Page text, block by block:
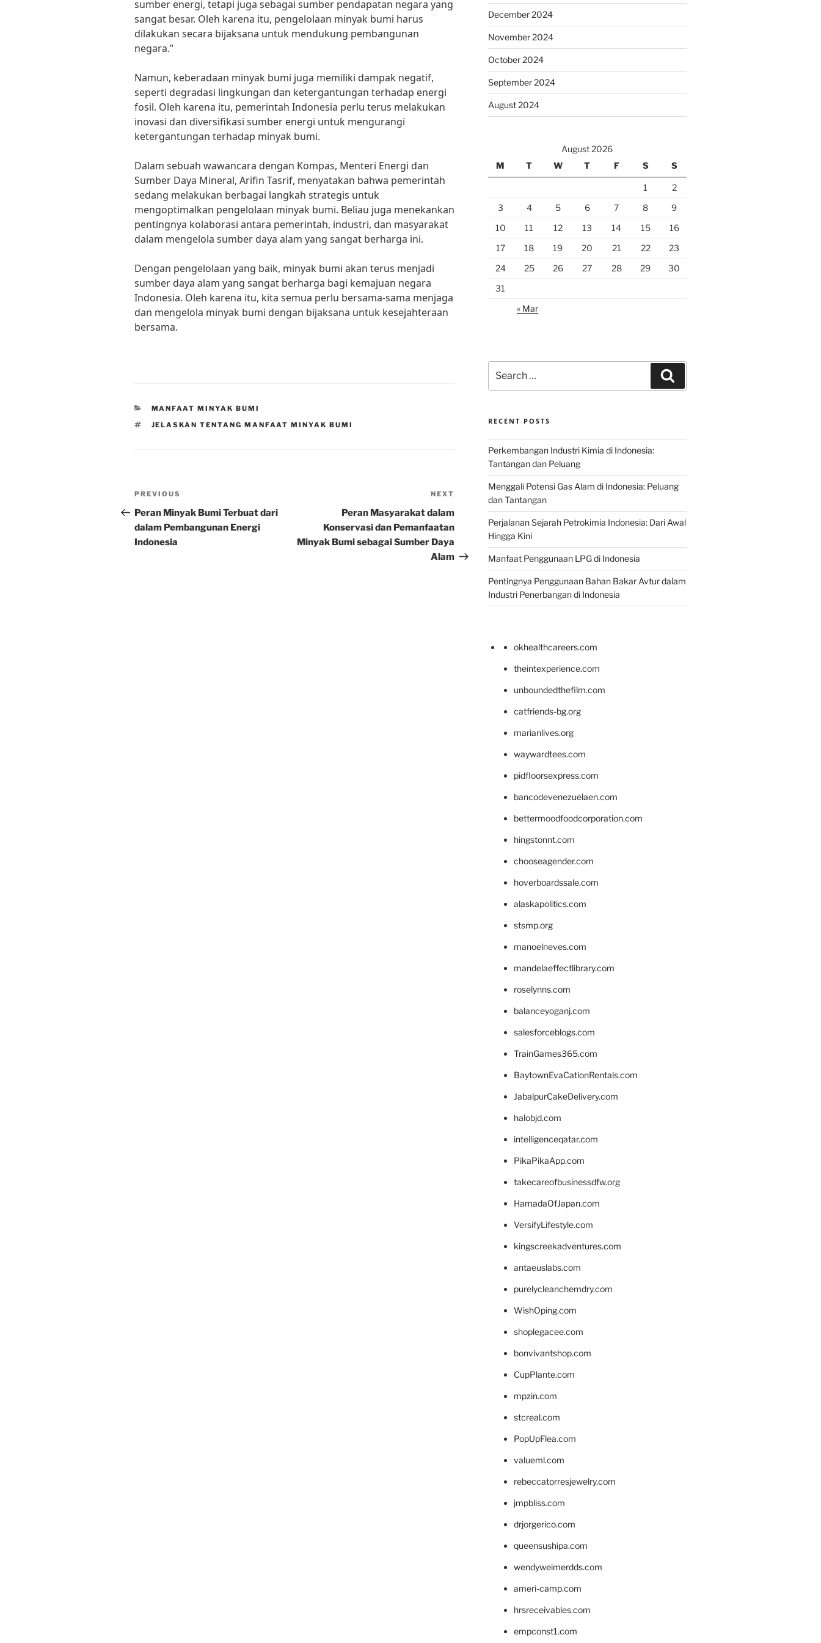
sumber energi, tetapi juga sebagai sumber pendapatan negara yang
sangat besar. Oleh karena itu, pengelolaan minyak bumi harus
dilakukan secara bijaksana untuk mendukung pembangunan
negara.”
Namun, keberadaan minyak bumi juga memiliki dampak negatif,
seperti degradasi lingkungan dan ketergantungan terhadap energi
fosil. Oleh karena itu, pemerintah Indonesia perlu terus melakukan
inovasi dan diversifikasi sumber energi untuk mengurangi
ketergantungan terhadap minyak bumi.
Dalam sebuah wawancara dengan Kompas, Menteri Energi dan
Sumber Daya Mineral, Arifin Tasrif, menyatakan bahwa pemerintah
sedang melakukan berbagai langkah strategis untuk
mengoptimalkan pengelolaan minyak bumi. Beliau juga menekankan
pentingnya kolaborasi antara pemerintah, industri, dan masyarakat
dalam mengelola sumber daya alam yang sangat berharga ini.
Dengan pengelolaan yang baik, minyak bumi akan terus menjadi
sumber daya alam yang sangat berharga bagi kemajuan negara
Indonesia. Oleh karena itu, kita semua perlu bersama-sama menjaga
dan mengelola minyak bumi dengan bijaksana untuk kesejahteraan
bersama.
CATEGORIES
MANFAAT MINYAK BUMI
TAGS
JELASKAN TENTANG MANFAAT MINYAK BUMI
Post
navigation
Previous
Post
PREVIOUS
Peran Minyak Bumi Terbuat dari
dalam Pembangunan Energi
Indonesia
Post
NEXT
Peran Masyarakat dalam
Konservasi dan Pemanfaatan
Minyak Bumi sebagai Sumber Daya
Alam
December 2024
November 2024
October 2024
September 2024
August 2024
August 2026
M
T W T F S S
1
2
3
4 5 6 7 8
9
10
11 12 13 14 15
16
17
18 19 20 21 22
23
24
25 26 27 28 29
30
31
« Mar
for:
RECENT POSTS
Perkembangan Industri Kimia di Indonesia:
Tantangan dan Peluang
Menggali Potensi Gas Alam di Indonesia: Peluang
dan Tantangan
Perjalanan Sejarah Petrokimia Indonesia: Dari Awal
Hingga Kini
Manfaat Penggunaan LPG di Indonesia
Pentingnya Penggunaan Bahan Bakar Avtur dalam
Industri Penerbangan di Indonesia
okhealthcareers.com
theintexperience.com
unboundedthefilm.com
catfriends-bg.org
marianlives.org
waywardtees.com
pidfloorsexpress.com
bancodevenezuelaen.com
bettermoodfoodcorporation.com
hingstonnt.com
chooseagender.com
hoverboardssale.com
alaskapolitics.com
stsmp.org
manoelneves.com
mandelaeffectlibrary.com
roselynns.com
balanceyoganj.com
salesforceblogs.com
TrainGames365.com
BaytownEvaCationRentals.com
JabalpurCakeDelivery.com
halobjd.com
intelligenceqatar.com
PikaPikaApp.com
takecareofbusinessdfw.org
HamadaOfJapan.com
VersifyLifestyle.com
kingscreekadventures.com
antaeuslabs.com
purelycleanchemdry.com
WishOping.com
shoplegacee.com
bonvivantshop.com
CupPlante.com
mpzin.com
stcreal.com
PopUpFlea.com
valueml.com
rebeccatorresjewelry.com
jmpbliss.com
drjorgerico.com
queensushipa.com
wendyweimerdds.com
ameri-camp.com
hrsreceivables.com
empconst1.com